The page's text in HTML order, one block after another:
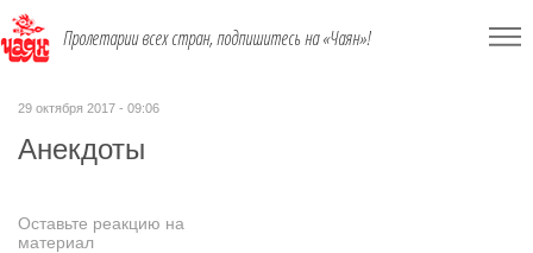
Пролетарии всех стран, подпишитесь на «Чаян»!
29 октября 2017 - 09:06
Анекдоты
Оставьте реакцию на
материал